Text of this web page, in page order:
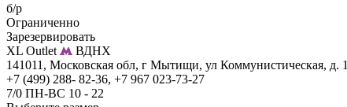
б/р
Ограниченно
Зарезервировать
XL Outlet
ВДНХ
141011, Московская обл, г Мытищи, ул Коммунистическая, д. 1
+7 (499) 288- 82-36, +7 967 023-73-27
7/0 ПН-ВС 10 - 22